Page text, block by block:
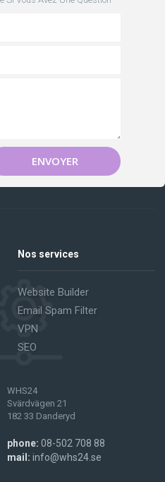
ENVOYER
Nos services
Website Builder
Email Spam Filter
VPN
SEO
WHS24
Svärdvägen 21
182 33 Danderyd
phone: 08-502 708 88
mail: info@whs24.se